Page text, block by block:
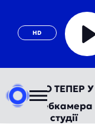
HD
Play
ТЕПЕР У
Вебкамера
студії